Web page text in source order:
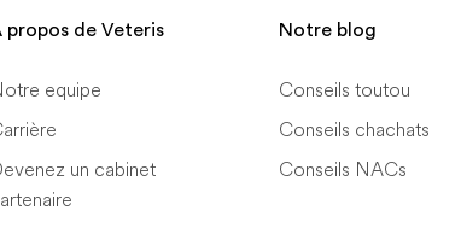
propos de Veteris
equipe
un cabinet
Notre blog
Conseils toutou
Conseils chachats
Conseils NACs